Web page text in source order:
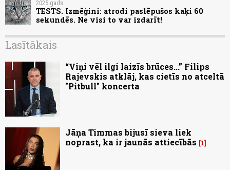
2025.gads
TESTS. Izmēģini: atrodi paslēpušos kaķi 60
sekundēs. Ne visi to var izdarīt!
Lasītākais
“Viņi vēl ilgi laizīs brūces...” Filips
Rajevskis atklāj, kas cietīs no atceltā
"Pitbull" koncerta
Jāņa Timmas bijusī sieva liek
noprast, ka ir jaunās attiecībās
1